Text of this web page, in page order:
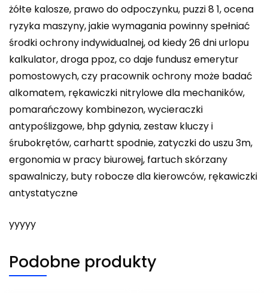
żółte kalosze, prawo do odpoczynku, puzzi 8 1, ocena
ryzyka maszyny, jakie wymagania powinny spełniać
środki ochrony indywidualnej, od kiedy 26 dni urlopu
kalkulator, droga ppoz, co daje fundusz emerytur
pomostowych, czy pracownik ochrony może badać
alkomatem, rękawiczki nitrylowe dla mechaników,
pomarańczowy kombinezon, wycieraczki
antypoślizgowe, bhp gdynia, zestaw kluczy i
śrubokrętów, carhartt spodnie, zatyczki do uszu 3m,
ergonomia w pracy biurowej, fartuch skórzany
spawalniczy, buty robocze dla kierowców, rękawiczki
antystatyczne
yyyyy
Podobne produkty